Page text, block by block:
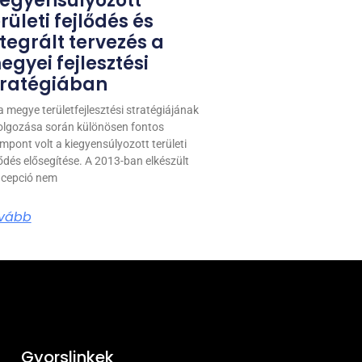
fejlődés és
tervezés a
fejlesztési
megye területfejlesztési stratégiájának
során különösen fontos
volt a kiegyensúlyozott területi
elősegítése. A 2013-ban elkészült
nem
Gyorslinkek